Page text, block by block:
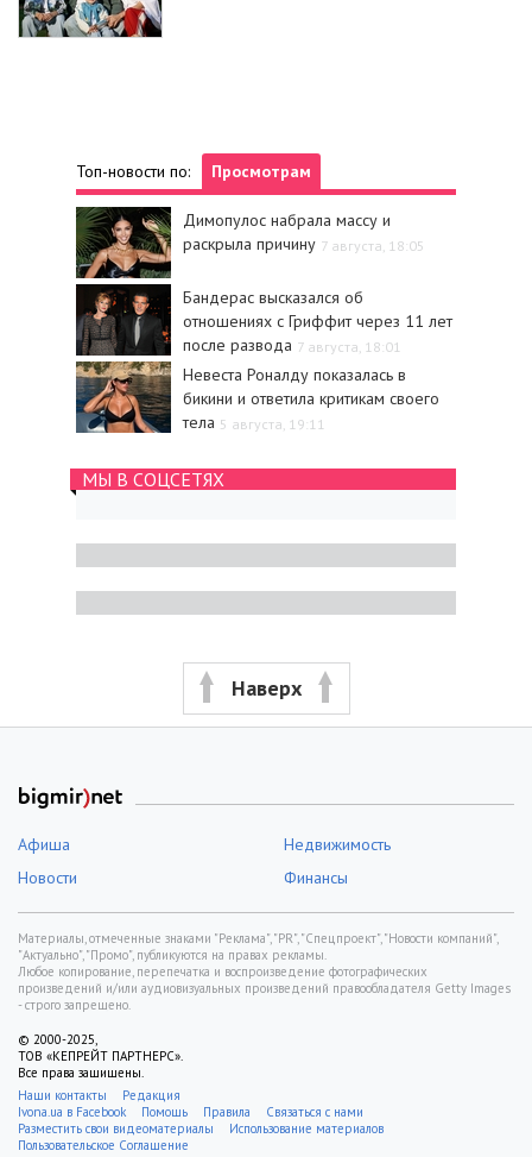
Топ-новости по: Просмотрам
Димопулос набрала массу и
раскрыла причину 7 августа, 18:05
Бандерас высказался об
отношениях с Гриффит через 11 лет
после развода 7 августа, 18:01
Невеста Роналду показалась в
бикини и ответила критикам своего
тела 5 августа, 19:11
МЫ В СОЦСЕТЯХ
Наверх
Афиша
Недвижимость
Новости
Финансы
Материалы, отмеченные знаками "Реклама", "PR", "Спецпроект", "Новости компаний",
"Актуально", "Промо", публикуются на правах рекламы.
Любое копирование, перепечатка и воспроизведение фотографических
произведений и/или аудиовизуальных произведений правообладателя Getty Images
- строго запрещено.
© 2000-2025,
ТОВ «КЕПРЕЙТ ПАРТНЕРС».
Все права защищены.
Наши контакты
Редакция
Ivona.ua в Facebook
Помощь Правила
Связаться с нами
Разместить свои видеоматериалы
Использование материалов
Пользовательское Соглашение